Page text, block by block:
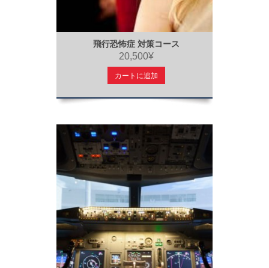
飛行恐怖症 対策コース
20,500¥
カートに追加